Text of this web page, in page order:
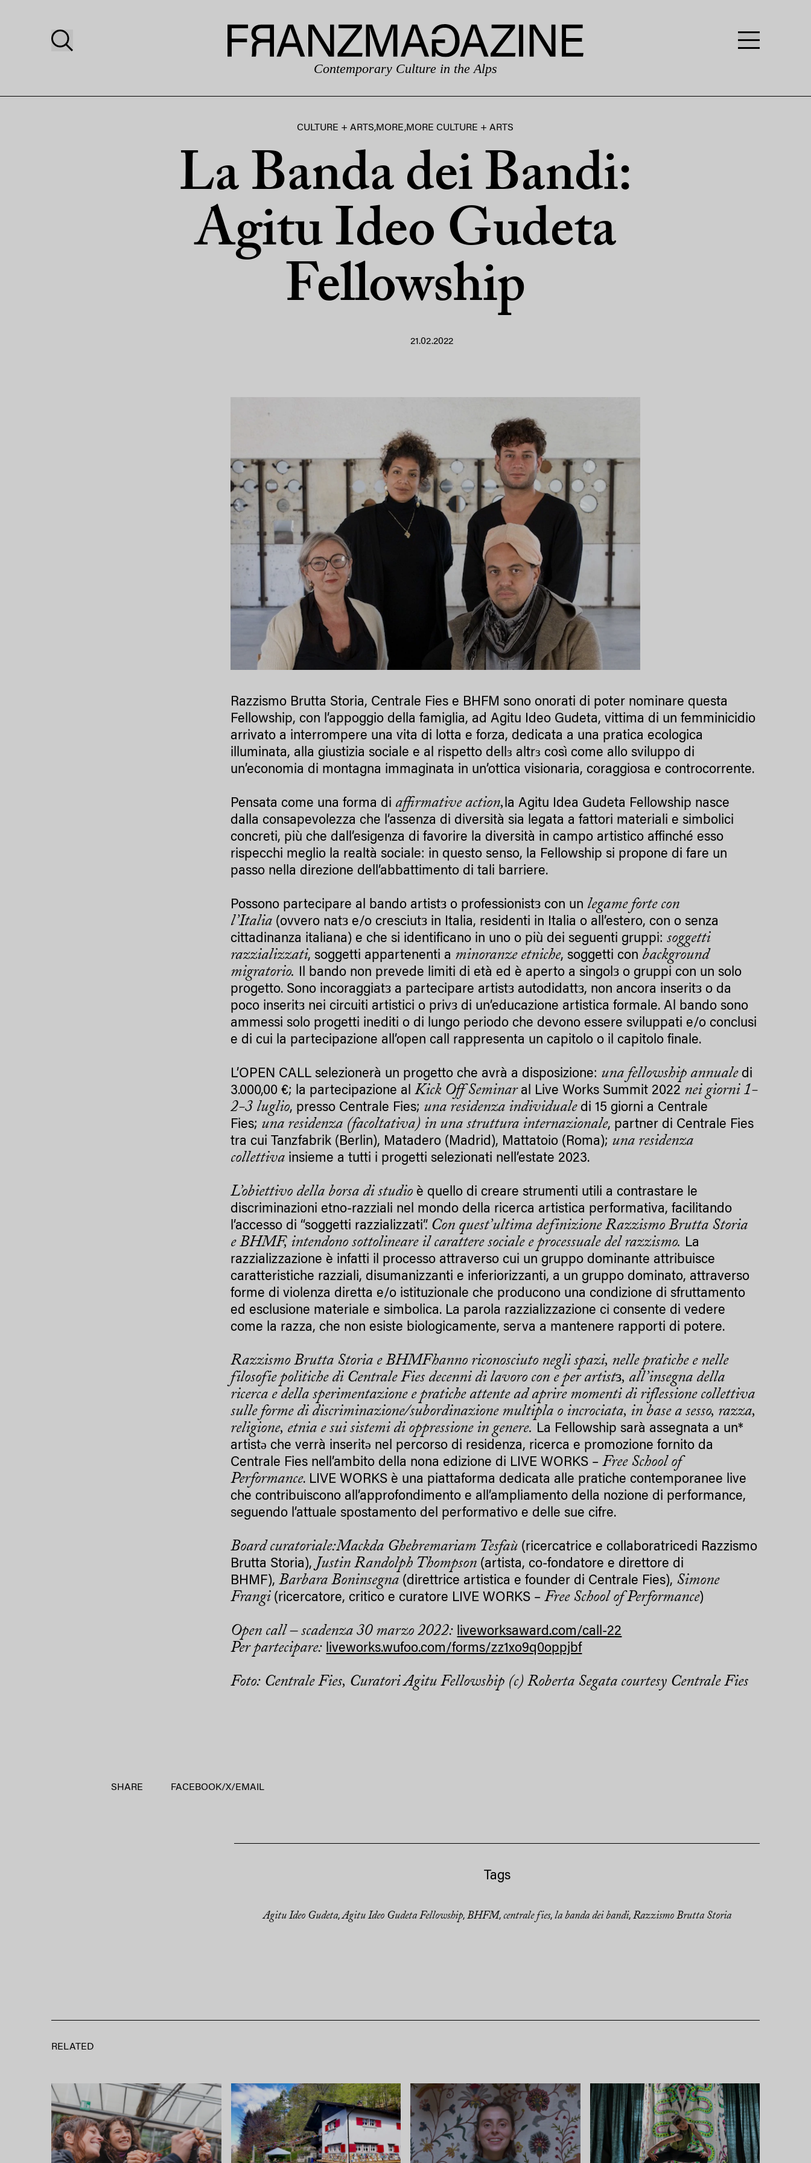
Contemporary Culture in the Alps
CULTURE + ARTS,MORE,MORE CULTURE + ARTS
La Banda dei Bandi:
Agitu Ideo Gudeta
Fellowship
21.02.2022
Razzismo Brutta Storia, Centrale Fies e BHFM sono onorati di poter nominare questa
Fellowship, con l’appoggio della famiglia, ad Agitu Ideo Gudeta, vittima di un femminicidio
arrivato a interrompere una vita di lotta e forza, dedicata a una pratica ecologica
illuminata, alla giustizia sociale e al rispetto dellз altrз così come allo sviluppo di
un’economia di montagna immaginata in un’ottica visionaria, coraggiosa e controcorrente.
Pensata come una forma di affirmative action,la Agitu Idea Gudeta Fellowship nasce
dalla consapevolezza che l’assenza di diversità sia legata a fattori materiali e simbolici
concreti, più che dall’esigenza di favorire la diversità in campo artistico affinché esso
rispecchi meglio la realtà sociale: in questo senso, la Fellowship si propone di fare un
passo nella direzione dell’abbattimento di tali barriere.
Possono partecipare al bando artistз o professionistз con un legame forte con
l’Italia (ovvero natз e/o cresciutз in Italia, residenti in Italia o all’estero, con o senza
cittadinanza italiana) e che si identificano in uno o più dei seguenti gruppi:soggetti
razzializzati, soggetti appartenenti a minoranze etniche, soggetti con background
migratorio. Il bando non prevede limiti di età ed è aperto a singolз o gruppi con un solo
progetto. Sono incoraggiatз a partecipare artistз autodidattз, non ancora inseritз o da
poco inseritз nei circuiti artistici o privзdi un’educazione artistica formale. Al bando sono
ammessi solo progetti inediti o di lungo periodo che devono essere sviluppati e/o conclusi
e di cui la partecipazione all’open call rappresenta un capitolo o il capitolo finale.
L’OPEN CALL selezionerà un progetto che avrà a disposizione: una fellowship annualedi
3.000,00 €; la partecipazione alKick Off Seminar al Live Works Summit 2022 nei giorni 1-
2-3 luglio, presso Centrale Fies; una residenza individualedi 15 giorni a Centrale
Fies; una residenza (facoltativa) in una struttura internazionale, partner di Centrale Fies
tra cui Tanzfabrik (Berlin), Matadero (Madrid), Mattatoio (Roma); una residenza
collettiva insieme a tutti i progetti selezionati nell’estate 2023.
L’obiettivo della borsa di studio è quello di creare strumenti utili a contrastare le
discriminazioni etno-razziali nel mondo della ricerca artistica performativa, facilitando
l’accesso di “soggetti razzializzati”. Con quest’ultima definizione Razzismo Brutta Storia
eBHMF, intendono sottolineare il carattere sociale e processuale del razzismo. La
razzializzazione è infatti il processo attraverso cui un gruppo dominante attribuisce
caratteristiche razziali, disumanizzanti e inferiorizzanti, a un gruppo dominato, attraverso
forme di violenza diretta e/o istituzionale che producono una condizione di sfruttamento
ed esclusione materiale e simbolica. La parola razzializzazione ci consente di vedere
come la razza, che non esiste biologicamente, serva a mantenere rapporti di potere.
Razzismo Brutta Storia eBHMFhanno riconosciuto negli spazi, nelle pratiche e nelle
filosofie politiche di Centrale Fies decenni di lavoro con e per artistз, all’insegna della
ricerca e della sperimentazione e pratiche attente ad aprire momenti di riflessione collettiva
sulle forme di discriminazione/subordinazione multipla o incrociata, in base a sesso, razza,
religione, etnia e sui sistemi di oppressione in genere. La Fellowship sarà assegnata a un*
artistə che verrà inseritə nel percorso di residenza, ricerca e promozione fornito da
Centrale Fies nell’ambito della nona edizione di LIVE WORKS –Free School of
Performance. LIVE WORKS è una piattaforma dedicata alle pratiche contemporanee live
che contribuiscono all’approfondimento e all’ampliamento della nozione di performance,
seguendo l’attuale spostamento del performativo e delle sue cifre.
Board curatoriale:Mackda Ghebremariam Tesfaù (ricercatrice e collaboratricedi Razzismo
Brutta Storia), Justin Randolph Thompson (artista, co-fondatore e direttore di
BHMF),Barbara Boninsegna (direttrice artistica e founder di Centrale Fies), Simone
Frangi (ricercatore, critico e curatore LIVE WORKS –Free School of Performance)
Open call – scadenza 30 marzo 2022: liveworksaward.com/call-22
Per partecipare: liveworks.wufoo.com/forms/zz1xo9q0oppjbf
Foto: Centrale Fies, Curatori Agitu Fellowship (c) Roberta Segata courtesy Centrale Fies
SHARE FACEBOOK/X/ EMAIL
Tags
Agitu Ideo Gudeta,Agitu Ideo Gudeta Fellowship, BHFM, centrale fies, la banda dei bandi, Razzismo Brutta Storia
RELATED